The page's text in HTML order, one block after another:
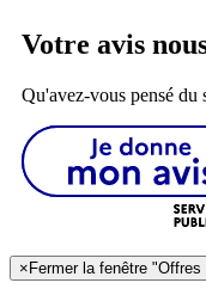
Votre avis
Qu'avez-vous pensé du
× Fermer la fenêtre "Offres